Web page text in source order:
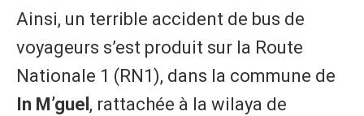
Ainsi, un terrible accident de bus de
voyageurs s’est produit sur la Route
Nationale 1 (RN1), dans la commune de
In M’guel , rattachée à la wilaya de